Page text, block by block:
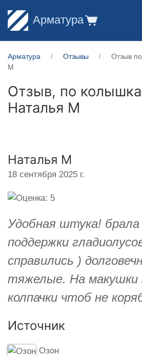
Арматура
Арматура Отзывы
Отзыв
М
Отзыв, по
Наталья М
Наталья М
18 сентября 2025 г.
Удобная штука! брала
поддержки
справились )
тяжелые. На макушки
колпачки чтоб не
Источник
Озон